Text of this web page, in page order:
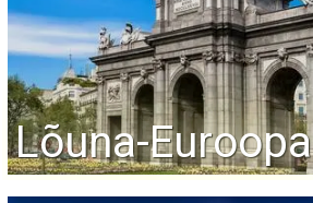
Lõuna-Euroopa